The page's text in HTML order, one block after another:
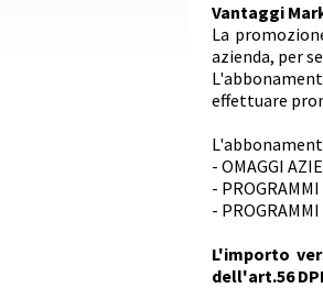
Vantaggi
La
azienda, per
effettuare
- OMAGGI
-
-
L'importo
dell'art.56